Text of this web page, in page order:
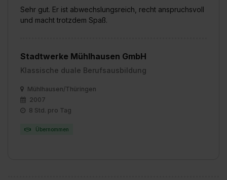
Sehr gut. Er ist abwechslungsreich, recht anspruchsvoll
und macht trotzdem Spaß.
Stadtwerke Mühlhausen GmbH
Klassische duale Berufsausbildung
Mühlhausen/Thüringen
2007
8 Std. pro Tag
Übernommen